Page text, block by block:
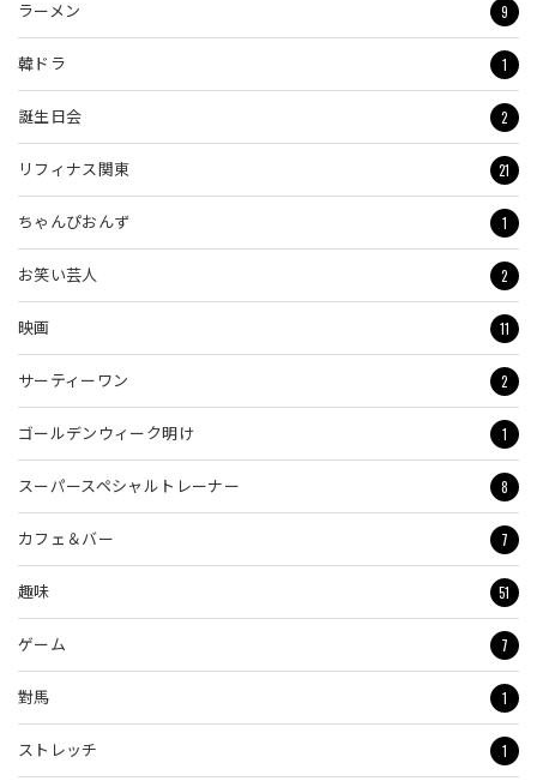
ラーメン 9
韓ドラ 1
誕生日会 2
リフィナス関東 21
ちゃんぴおんず 1
お笑い芸人 2
映画 11
サーティーワン 2
ゴールデンウィーク明け 1
スーパースペシャルトレーナー 8
カフェ＆バー 7
趣味 51
ゲーム 7
對馬 1
ストレッチ 1